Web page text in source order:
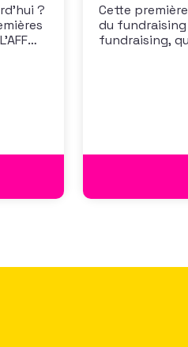
?
Cette
du
fundraising,